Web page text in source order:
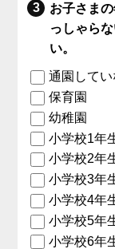
お子さま
っしゃら
い。
通園して
保育園
幼稚園
小学校1年
小学校2年
小学校3年
小学校4年
小学校5年
小学校6年